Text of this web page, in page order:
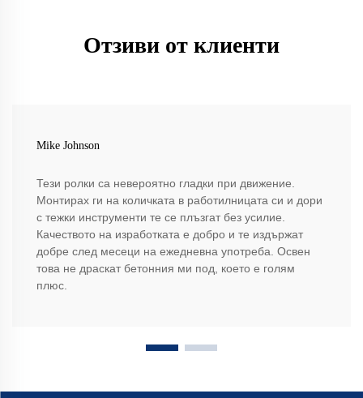
Отзиви от клиенти
Mike Johnson
Тези ролки са невероятно гладки при движение.
Монтирах ги на количката в работилницата си и дори
с тежки инструменти те се плъзгат без усилие.
Качеството на изработката е добро и те издържат
добре след месеци на ежедневна употреба. Освен
това не драскат бетонния ми под, което е голям
плюс.